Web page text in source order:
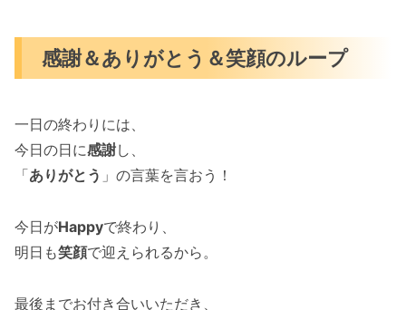
感謝＆ありがとう＆笑顔のループ
一日の終わりには、
今日の日に感謝し、
「ありがとう 」の言葉を言おう！
今日がHappyで終わり、
明日も笑顔で迎えられるから。
最後までお付き合いいただき、